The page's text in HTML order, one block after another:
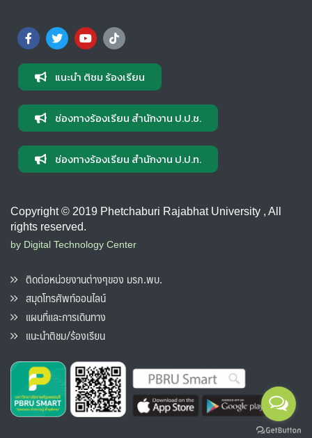
แนะนำ ติชม ร้องเรียน
ช่องทางร้องเรียน สำนักงาน ป.ป.ช.
ช่องทางร้องเรียน สำนักงาน ป.ป.ท.
Copyright © 2019 Phetchaburi Rajabhat University , All
rights reserved.
by Digital Technology Center
ติดต่อหน่วยงานต่างๆของ มรภ.พบ.
สมุดโทรศัพท์ออนไลน์
แผนที่และการเดินทาง
แนะนำติชม/ร้องเรียน